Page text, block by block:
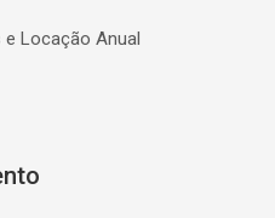
Locação Anual